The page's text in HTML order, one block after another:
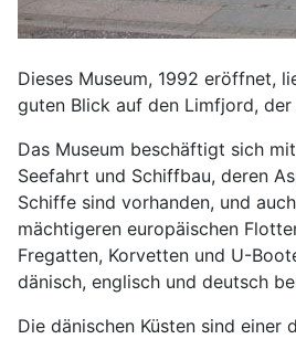
Dieses Museum, 1992 eröffnet,
guten Blick auf den Limfjord,
Das Museum beschäftigt sich
Seefahrt und Schiffbau, deren
Schiffe sind vorhanden, und
mächtigeren europäischen
Fregatten, Korvetten und U-
dänisch, englisch und deutsch
Die dänischen Küsten sind